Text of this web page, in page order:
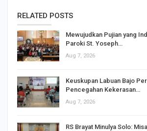
RELATED POSTS
Mewujudkan Pujian yang
Paroki St. Yoseph…
Aug 7, 2026
Keuskupan Labuan Bajo
Pencegahan Kekerasan…
Aug 7, 2026
RS Brayat Minulya Solo: